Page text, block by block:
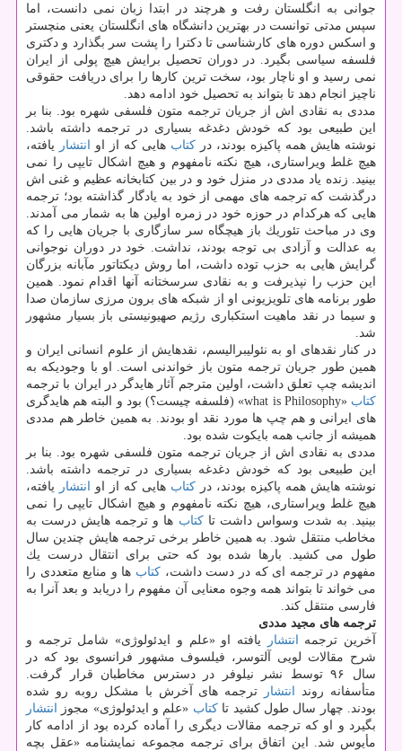
جوانی به انگلستان رفت و هرچند در ابتدا زبان نمی دانست، اما
سپس مدتی توانست در بهترین دانشگاه های انگلستان یعنی منچستر
و اسكس دوره های كارشناسی تا دكترا را پشت سر بگذارد و دكتری
فلسفه سیاسی بگیرد. در دوران تحصیل برایش هیچ پولی از ایران
نمی رسید و او ناچار بود، سخت ترین كارها را برای دریافت حقوقی
ناچیز انجام دهد تا بتواند به تحصیل خود ادامه دهد.
مددی به نقادی اش از جریان ترجمه متون فلسفی شهره بود. بنا بر
این طبیعی بود كه خودش دغدغه بسیاری در ترجمه داشته باشد.
نوشته هایش همه پاكیزه بودند، در كتاب هایی كه از او انتشار
یافته،
هیچ غلط ویراستاری، هیچ نكته نامفهوم و هیچ اشكال تایپی را نمی
بینید. زنده یاد مددی در منزل خود و در بین كتابخانه عظیم و غنی اش
درگذشت كه ترجمه های مهمی از خود به یادگار گذاشته بود؛ ترجمه
هایی كه هركدام در حوزه خود در زمره اولین ها به شمار می آمدند.
وی در مباحث تئوریك باز هیچگاه سر سازگاری با جریان هایی را كه
به عدالت و آزادی بی توجه بودند، نداشت. خود در دوران نوجوانی
گرایش هایی به حزب توده داشت، اما روش دیكتاتور مآبانه بزرگان
این حزب را نپذیرفت و به نقادی سرسختانه آنها اقدام نمود. همین
طور برنامه های تلویزیونی او از شبكه های برون مرزی سازمان صدا
و سیما در نقد ماهیت استكباری رژیم صهیونیستی باز بسیار مشهور
شد.
در كنار نقدهای او به نئولیبرالیسم، نقدهایش از علوم انسانی ایران و
همین طور جریان ترجمه متون باز خواندنی است. او با وجودیكه به
اندیشه چپ تعلق داشت، اولین مترجم آثار هایدگر در ایران با ترجمه
كتاب
«what is Philosophy» (فلسفه چیست؟) بود و البته هم هایدگری
های ایرانی و هم چپ ها مورد نقد او بودند. به همین خاطر هم مددی
همیشه از جانب همه بایكوت شده بود.
مددی به نقادی اش از جریان ترجمه متون فلسفی شهره بود. بنا بر
این طبیعی بود كه خودش دغدغه بسیاری در ترجمه داشته باشد.
نوشته هایش همه پاكیزه بودند، در كتاب هایی كه از او انتشار
یافته،
هیچ غلط ویراستاری، هیچ نكته نامفهوم و هیچ اشكال تایپی را نمی
بینید. به شدت وسواس داشت تاكتاب ها و ترجمه هایش درست به
مخاطب منتقل شود. به همین خاطر برخی ترجمه هایش چندین سال
طول می كشید. بارها شده بود كه حتی برای انتقال درست یك
مفهوم در ترجمه ای كه در دست داشت، كتاب ها و منابع متعددی را
می خواند تا بتواند همه وجوه معنایی آن مفهوم را دریابد و بعد آنرا به
فارسی منتقل كند.
ترجمه های مجید مددی
آخرین ترجمه انتشار
یافته او «علم و ایدئولوژی» شامل ترجمه و
شرح مقالات لویی آلتوسر، فیلسوف مشهور فرانسوی بود كه در
سال ۹۶ توسط نشر نیلوفر در دسترس مخاطبان قرار گرفت.
متأسفانه روند انتشار
ترجمه های آخرش با مشكل روبه رو شده
بودند. چهار سال طول كشید تاكتاب «علم و ایدئولوژی» مجوز انتشار
بگیرد و او كه ترجمه مقالات دیگری را آماده كرده بود از ادامه كار
مأیوس شد. این اتفاق برای ترجمه مجموعه نمایشنامه «عقل بچه